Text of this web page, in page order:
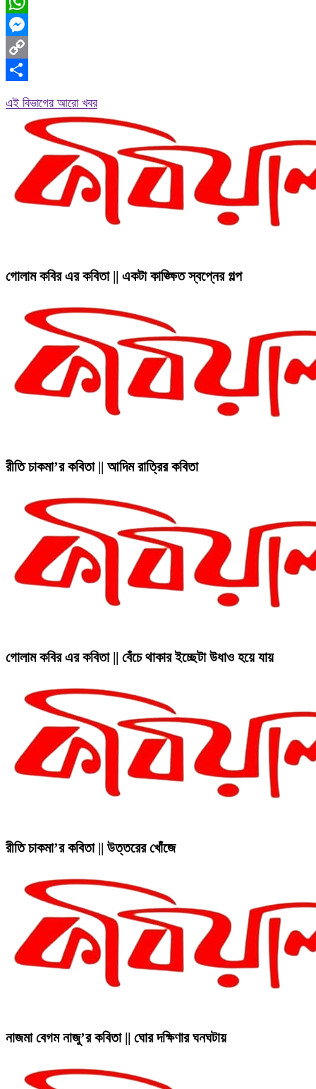
WhatsApp
Messenger
Copy
এই বিভাগের আরো খবর
গোলাম কবির এর কবিতা || একটা কাঙ্ক্ষিত স্বপ্নের গল্প
রীতি চাকমা’র কবিতা || আদিম রাত্রির কবিতা
গোলাম কবির এর কবিতা || বেঁচে থাকার ইচ্ছেটা উধাও হয়ে যায়
রীতি চাকমা’র কবিতা || উত্তরের খোঁজে
নাজমা বেগম নাজু’র কবিতা || ঘোর দক্ষিণার ঘনঘটায়